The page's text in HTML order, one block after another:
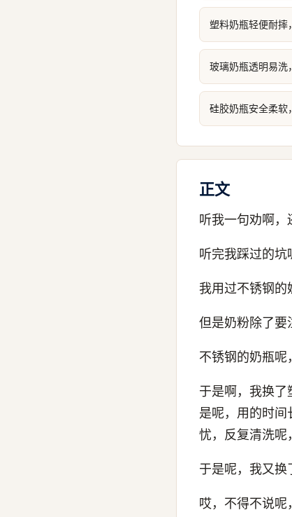
塑料奶瓶轻便耐摔
玻璃奶瓶透明易洗
硅胶奶瓶安全柔软
正文
听我一句劝啊，
听完我踩过的坑
我用过不锈钢的
但是奶粉除了要
不锈钢的奶瓶呢
于是啊，我换了
是呢，用的时
忧，反复清洗呢
于是呢，我又换
哎，不得不说呢